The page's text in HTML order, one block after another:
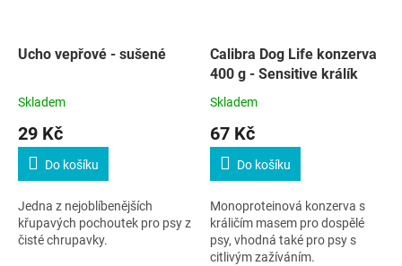
Ucho vepřové - sušené
Skladem
29 Kč
Do košíku
Jedna z nejoblíbenějších
křupavých pochoutek pro psy z
čisté chrupavky.
Calibra Dog Life konzerva
400 g - Sensitive králík
Skladem
67 Kč
Do košíku
Monoproteinová konzerva s
králičím masem pro dospělé
psy, vhodná také pro psy s
citlivým zažíváním.